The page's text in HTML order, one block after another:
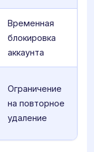
Временная
блокировка
аккаунта
Ограничение
на повторное
удаление